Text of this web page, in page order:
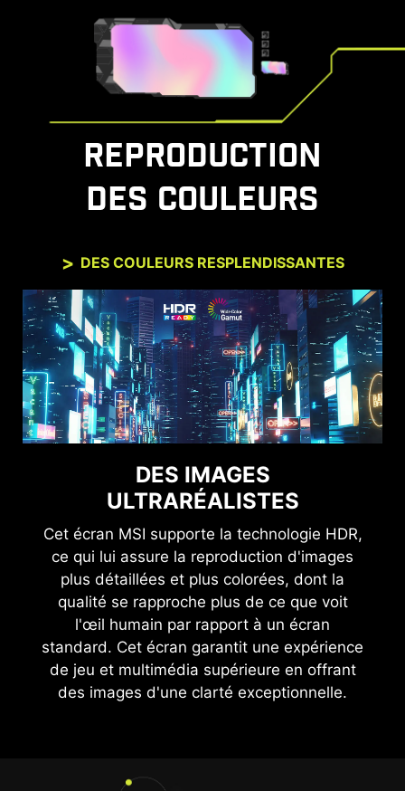
REPRODUCTION
DES COULEURS
DES COULEURS RESPLENDISSANTES
DES IMAGES
ULTRARÉALISTES
Cet écran MSI supporte la technologie HDR,
ce qui lui assure la reproduction d'images
plus détaillées et plus colorées, dont la
qualité se rapproche plus de ce que voit
l'œil humain par rapport à un écran
standard. Cet écran garantit une expérience
de jeu et multimédia supérieure en offrant
des images d'une clarté exceptionnelle.